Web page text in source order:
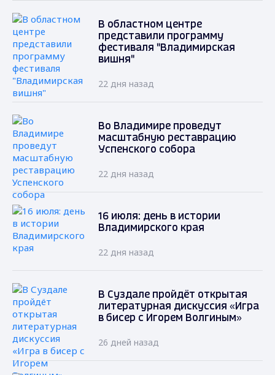
В областном центре
представили программу
фестиваля "Владимирская
вишня"
22 дня назад
Во Владимире проведут
масштабную реставрацию
Успенского собора
22 дня назад
16 июля: день в истории
Владимирского края
22 дня назад
В Суздале пройдёт открытая
литературная дискуссия «Игра
в бисер с Игорем Волгиным»
26 дней назад